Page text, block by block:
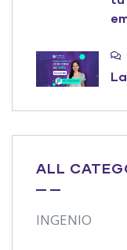
ALL
INGENIO